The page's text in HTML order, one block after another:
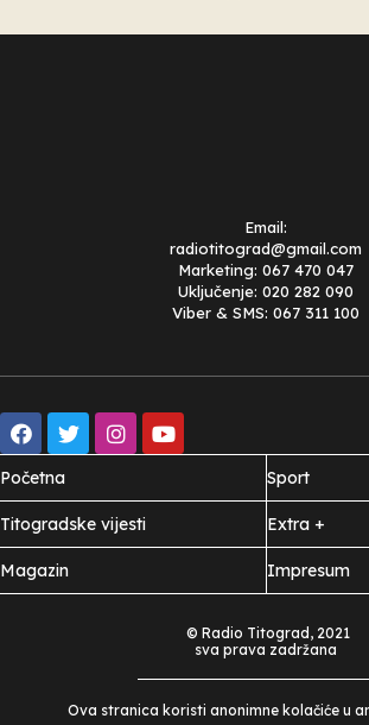
Email:
radiotitograd@gmail.com
Marketing: 067 470 047
Uključenje: 020 282 090
Viber & SMS: 067 311 100
Početna
Titogradske vijesti
Magazin
Sport
Extra +
Impresum
© Radio Titograd, 2021
sva prava zadržana
Ova stranica koristi anonimne kolačiće u